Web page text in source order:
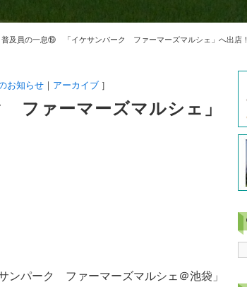
普及員の一息⑲ 「イケサンパーク ファーマーズマルシェ」へ出店！
お知らせ アーカイブ ］
ァーマーズマルシェ」
ンパーク ファーマーズマルシェ＠池袋」